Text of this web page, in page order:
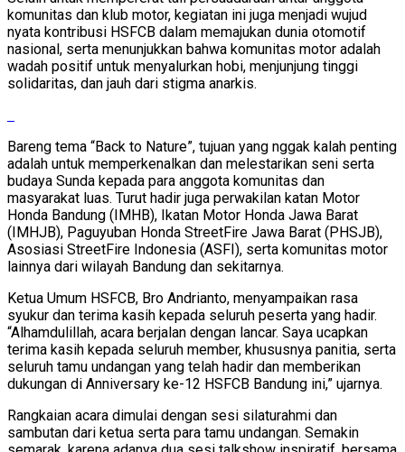
komunitas dan klub motor, kegiatan ini juga menjadi wujud
nyata kontribusi HSFCB dalam memajukan dunia otomotif
nasional, serta menunjukkan bahwa komunitas motor adalah
wadah positif untuk menyalurkan hobi, menjunjung tinggi
solidaritas, dan jauh dari stigma anarkis.
Bareng tema “Back to Nature”, tujuan yang nggak kalah penting
adalah untuk memperkenalkan dan melestarikan seni serta
budaya Sunda kepada para anggota komunitas dan
masyarakat luas. Turut hadir juga perwakilan katan Motor
Honda Bandung (IMHB), Ikatan Motor Honda Jawa Barat
(IMHJB), Paguyuban Honda StreetFire Jawa Barat (PHSJB),
Asosiasi StreetFire Indonesia (ASFI), serta komunitas motor
lainnya dari wilayah Bandung dan sekitarnya.
Ketua Umum HSFCB, Bro Andrianto, menyampaikan rasa
syukur dan terima kasih kepada seluruh peserta yang hadir.
“Alhamdulillah, acara berjalan dengan lancar. Saya ucapkan
terima kasih kepada seluruh member, khususnya panitia, serta
seluruh tamu undangan yang telah hadir dan memberikan
dukungan di Anniversary ke-12 HSFCB Bandung ini,” ujarnya.
Rangkaian acara dimulai dengan sesi silaturahmi dan
sambutan dari ketua serta para tamu undangan. Semakin